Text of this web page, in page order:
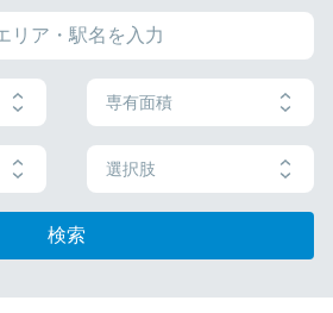
専有面積
選択肢
検索